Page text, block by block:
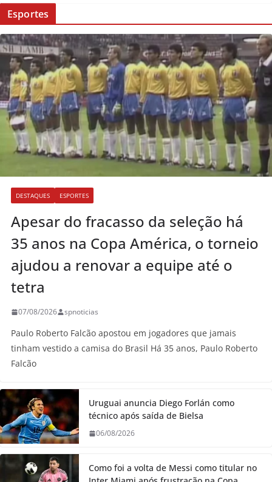
Esportes
DESTAQUES ESPORTES
Apesar do fracasso da seleção há
35 anos na Copa América, o torneio
ajudou a renovar a equipe até o
tetra
07/08/2026 spnoticias
Paulo Roberto Falcão apostou em jogadores que jamais
tinham vestido a camisa do Brasil Há 35 anos, Paulo Roberto
Falcão
Uruguai anuncia Diego Forlán como
técnico após saída de Bielsa
06/08/2026
Como foi a volta de Messi como titular no